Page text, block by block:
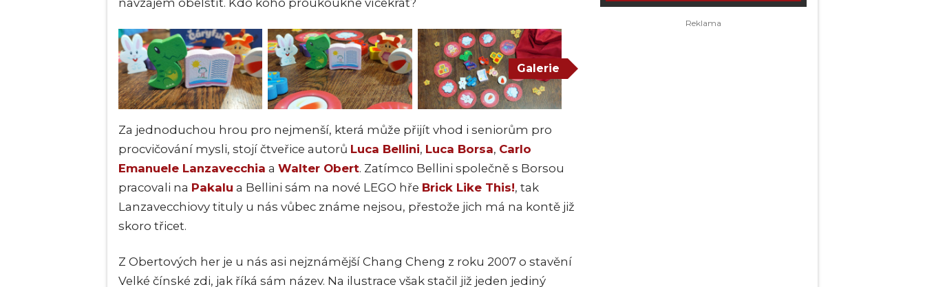
Galerie
Za jednoduchou hrou pro nejmenší, která může přijít vhod i seniorům pro
procvičování mysli, stojí čtveřice autorů Luca Bellini, Luca Borsa, Carlo
Emanuele Lanzavecchia a Walter Obert. Zatímco Bellini společně s Borsou
pracovali na Pakalu a Bellini sám na nové LEGO hře Brick Like This!, tak
Lanzavecchiovy tituly u nás vůbec známe nejsou, přestože jich má na kontě již
skoro třicet.
Z Obertových her je u nás asi nejznámější Chang Cheng z roku 2007 o stavění
Velké čínské zdi, jak říká sám název. Na ilustrace však stačil již jeden jediný